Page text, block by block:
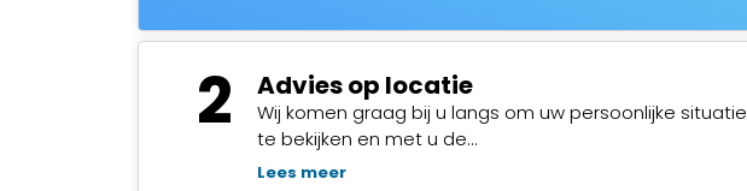
2 Advies op locatie
Wij komen graag bij u langs om uw persoonlijke situatie
te bekijken en met u de…
Lees meer